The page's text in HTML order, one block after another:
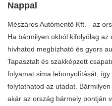
Nappal
Mészáros Autómentő Kft. - az
Ha bármilyen okból kifolyólag
hívhatod megbízható és gyors
Tapasztalt és szakképzett
folyamat sima lebonyolítását,
folytathatod az utadat.
akár az ország bármely pontján